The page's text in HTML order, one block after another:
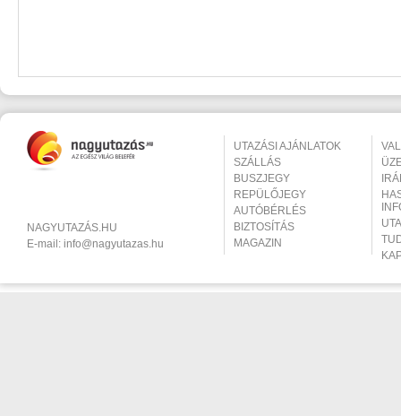
NAGYUTAZÁS.HU
E-mail: info@nagyutazas.hu
UTAZÁSI AJÁNLATOK
SZÁLLÁS
BUSZJEGY
REPÜLŐJEGY
AUTÓBÉRLÉS
BIZTOSÍTÁS
MAGAZIN